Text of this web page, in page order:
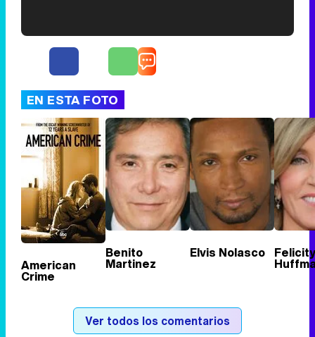
Tráiler de '33 días', la nueva serie de Atresplayer con Julián Villagrán y José Manuel Poga
Tráiler en catalán de 'Ravalear', la nueva serie de HBO Max sobre los fondos buitre
EN ESTA FOTO
American
Crime
Benito
Martinez
Elvis Nolasco Felicity
Ver todos los comentarios